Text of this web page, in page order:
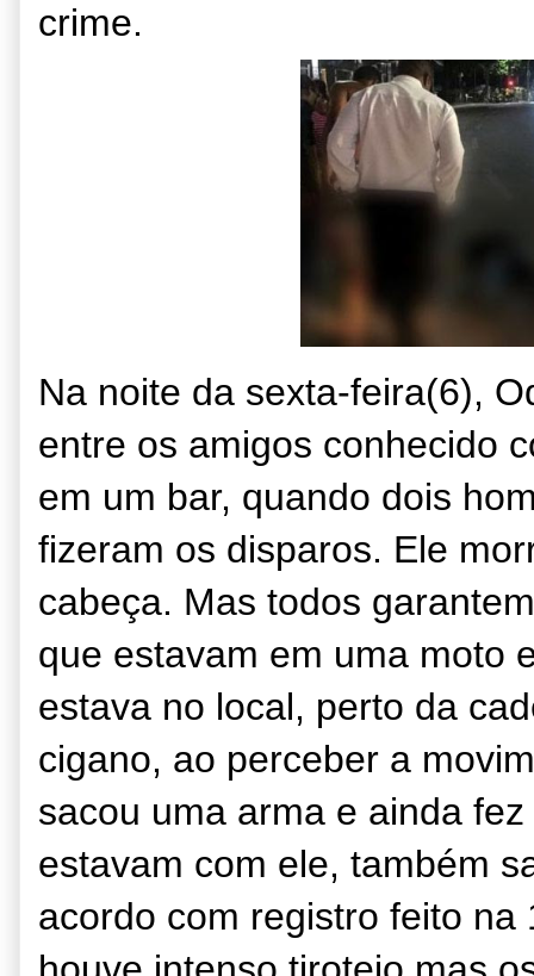
crime.
Na noite da sexta-feira(6),
entre os amigos conhecido
em um bar, quando dois
fizeram os disparos. Ele
cabeça. Mas todos
que estavam em uma moto
estava no local, perto da
cigano, ao perceber a
sacou uma arma e ainda
estavam com ele, também
acordo com registro feito na